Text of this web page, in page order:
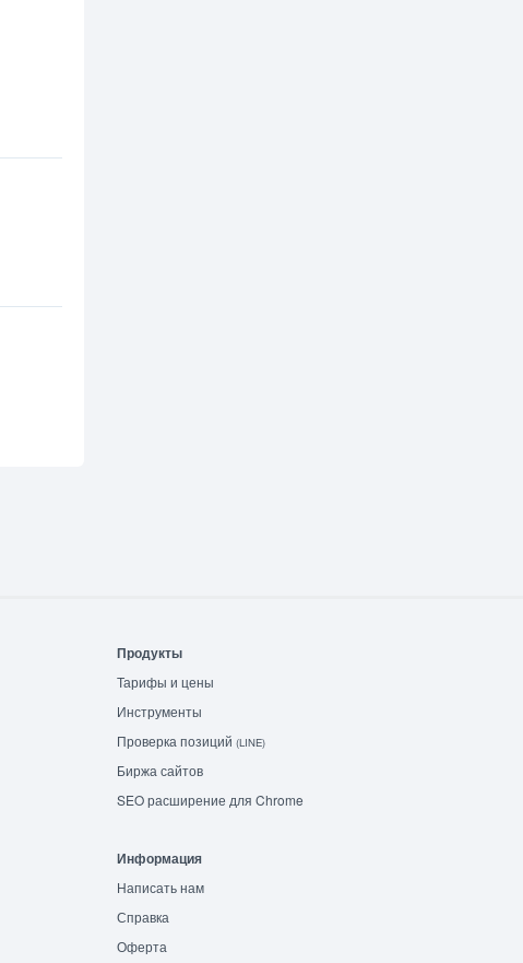
Продукты
Тарифы и цены
Инструменты
Проверка позиций (LINE)
Биржа сайтов
SEO расширение для Chrome
Информация
Написать нам
Справка
Оферта